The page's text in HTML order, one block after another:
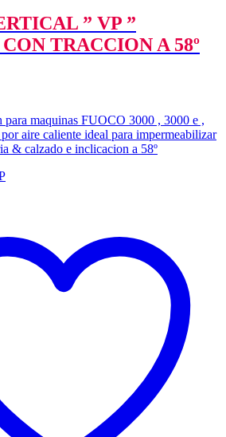
” VP ”
TRACCION A 58º
para maquinas FUOCO 3000 , 3000 e ,
aire caliente ideal para impermeabilizar
& calzado e inclicacion a 58º